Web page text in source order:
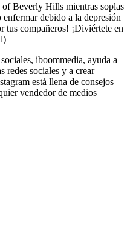
Beverly Hills mientras soplas
enfermar debido a la depresión
tus compañeros! ¡Diviértete en
iboommedia, ayuda a
redes sociales y a crear
está llena de consejos
vendedor de medios